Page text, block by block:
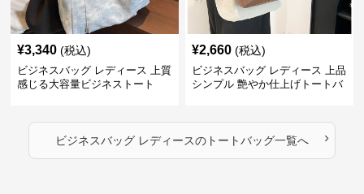
¥3,340 (税込)
ビジネスバッグ レディース 上質
感じる大容量ビジネストート
¥2,660 (税込)
ビジネスバッグ レディース 上品
シンプル 艶やか仕上げトートバ
ビジネスバッグ レディースのトートバッグ一覧へ ›